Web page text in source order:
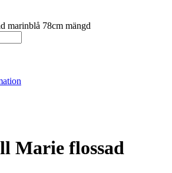
marinblå 78cm mängd
Marie flossad